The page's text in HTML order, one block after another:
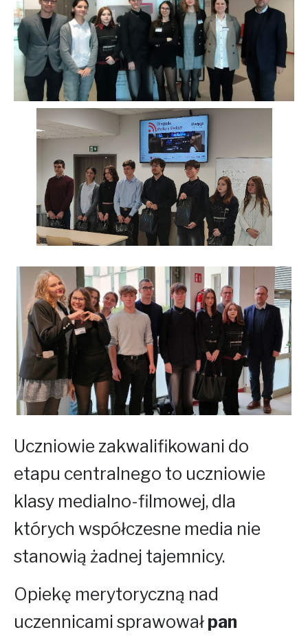
Uczniowie zakwalifikowani do
etapu centralnego to uczniowie
klasy medialno-filmowej, dla
których współczesne media nie
stanowią żadnej tajemnicy.
Opiekę merytoryczną nad
uczennicami sprawował pan